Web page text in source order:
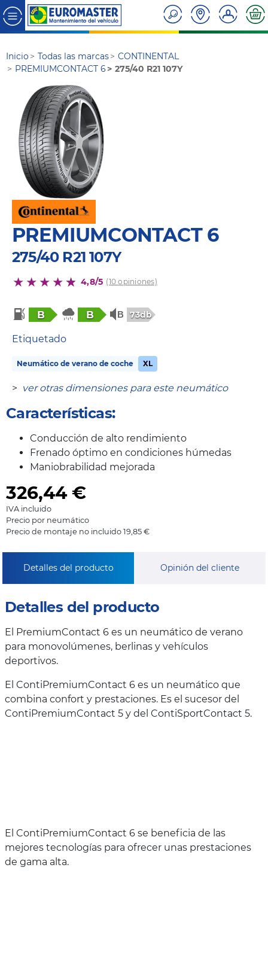
Inicio Todas las marcas
CONTINENTAL
PREMIUMCONTACT 6
275/40 R21 107Y
PREMIUMCONTACT 6
275/40 R21 107Y
4,8/5 (10 opiniones)
B B 73db
Etiquetado
Neumático de verano de coche XL
> ver otras dimensiones para este neumático
Características:
Conducción de alto rendimiento
Frenado óptimo en condiciones húmedas
Maniobrabilidad mejorada
326,44€
IVA incluido
Precio por neumático
Precio de montaje no incluido 19,85 €
Detalles del producto Opinión del cliente
Detalles del producto
El PremiumContact 6 es un neumático de verano
para monovolúmenes, berlinas y vehículos
deportivos.
El ContiPremiumContact 6 es un neumático que
combina confort y prestaciones. Es el sucesor del
ContiPremiumContact 5 y del ContiSportContact 5.
El ContiPremiumContact 6 se beneficia de las
mejores tecnologías para ofrecer unas prestaciones
de gama alta.